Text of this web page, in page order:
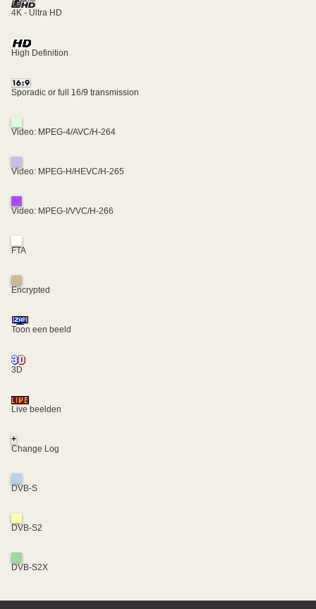
4K - Ultra HD
High Definition
Sporadic or full 16/9 transmission
Video: MPEG-4/AVC/H-264
Video: MPEG-H/HEVC/H-265
Video: MPEG-I/VVC/H-266
FTA
Encrypted
Toon een beeld
3D
Live beelden
+
Change Log
DVB-S
DVB-S2
DVB-S2X